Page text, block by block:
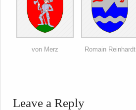
von Merz Romain Reinhardt
Leave a Reply